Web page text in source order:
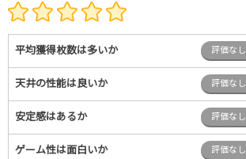
平均獲得枚数は多いか 評価なし
天井の性能は良いか 評価なし
安定感はあるか 評価なし
ゲーム性は面白いか 評価なし